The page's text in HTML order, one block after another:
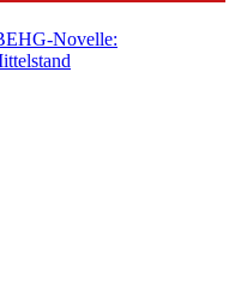
Novelle: